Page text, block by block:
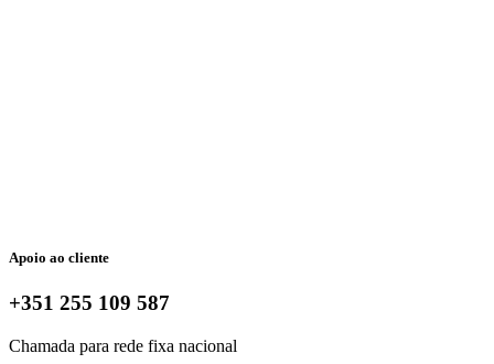
Apoio ao cliente
+351 255 109 587
Chamada para rede fixa nacional